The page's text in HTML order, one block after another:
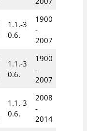
1.1.-3
0.6.
1900
-
2007
1.1.-3
0.6.
1900
-
2007
1.1.-3
0.6.
2008
-
2014